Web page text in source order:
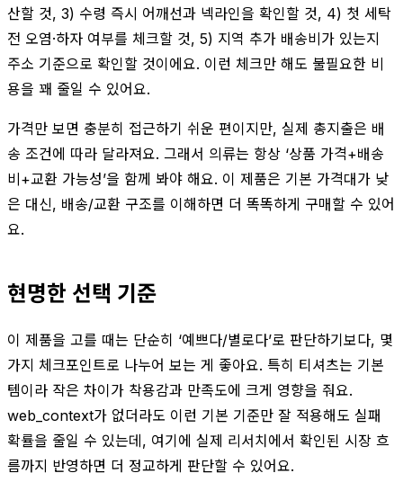
산할 것, 3) 수령 즉시 어깨선과 넥라인을 확인할 것, 4) 첫 세탁
전 오염·하자 여부를 체크할 것, 5) 지역 추가 배송비가 있는지
주소 기준으로 확인할 것이에요. 이런 체크만 해도 불필요한 비
용을 꽤 줄일 수 있어요.
가격만 보면 충분히 접근하기 쉬운 편이지만, 실제 총지출은 배
송 조건에 따라 달라져요. 그래서 의류는 항상 ‘상품 가격+배송
비+교환 가능성’을 함께 봐야 해요. 이 제품은 기본 가격대가 낮
은 대신, 배송/교환 구조를 이해하면 더 똑똑하게 구매할 수 있어
요.
현명한 선택 기준
이 제품을 고를 때는 단순히 ‘예쁘다/별로다’로 판단하기보다, 몇
가지 체크포인트로 나누어 보는 게 좋아요. 특히 티셔츠는 기본
템이라 작은 차이가 착용감과 만족도에 크게 영향을 줘요.
web_context가 없더라도 이런 기본 기준만 잘 적용해도 실패
확률을 줄일 수 있는데, 여기에 실제 리서치에서 확인된 시장 흐
름까지 반영하면 더 정교하게 판단할 수 있어요.